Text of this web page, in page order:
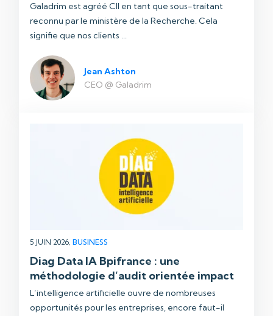
Galadrim est agréé CII en tant que sous-traitant
reconnu par le ministère de la Recherche. Cela
signifie que nos clients ...
Jean Ashton
CEO @ Galadrim
5 JUIN 2026, BUSINESS
Diag Data IA Bpifrance : une
méthodologie d’audit orientée impact
L’intelligence artificielle ouvre de nombreuses
opportunités pour les entreprises, encore faut-il